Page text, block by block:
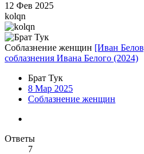
12 Фев 2025
kolqn
Соблазнение женщин [Иван
соблазнения Ивана Белого (2024)
Брат Тук
8 Мар 2025
Соблазнение женщин
Ответы
7